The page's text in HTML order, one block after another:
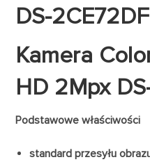
DS-
Kamera
HD 2Mpx
Podstawowe właściwości
standard przesyłu